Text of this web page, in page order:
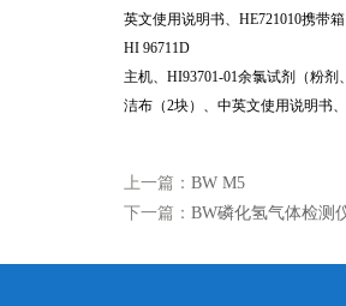
英文使用说明书、 HE721010携带箱
HI 96711D
主机、 HI93701-01余氯试剂（粉剂
洁布（2块）、中英文使用说明书、
上一篇： BW M5
下一篇： BW磷化氢气体检测